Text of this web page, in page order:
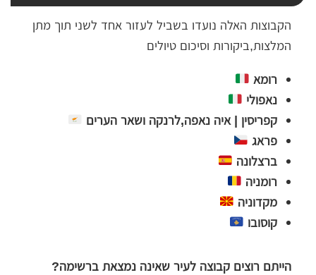
הקבוצות האלה נועדו בשביל לעזור אחד לשני תוך מתן
המלצות,ביקורות וסיכום טיולים
רומא
נאפולי
קפריסין | איה נאפה,לרנקה ושאר הערים
פראג
ברצלונה
רומניה
מקדוניה
קוסובו
הייתם רוצים קבוצה לעיר שאינה נמצאת ברשימה?